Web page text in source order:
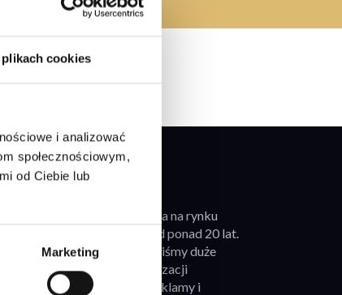
plikach cookies
i analizować
społecznościowym,
od Ciebie lub
Marketing
KIM JESTEŚMY?
Firma KOMERT działa na rynku
usług reklamowych od ponad 20 lat.
Przez ten czas zdobyliśmy duże
doświadczenie w realizacji
różnorodnych form reklamy i